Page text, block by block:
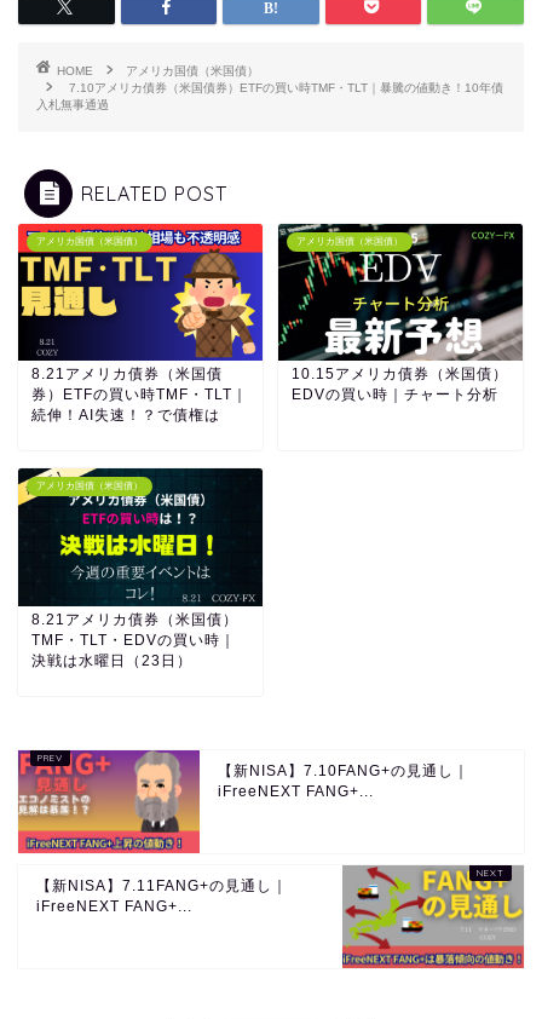
HOME
アメリカ国債（米国債）
7.10アメリカ債券（米国債券）ETFの買い時TMF・TLT｜暴騰の値動き！10年債
入札無事通過
RELATED POST
アメリカ国債（米国債）
8.21アメリカ債券（米国債
券）ETFの買い時TMF・TLT｜
続伸！AI失速！？で債権は
アメリカ国債（米国債）
10.15アメリカ債券（米国債）
EDVの買い時｜チャート分析
アメリカ国債（米国債）
8.21アメリカ債券（米国債）
TMF・TLT・EDVの買い時｜
決戦は水曜日（23日）
【新NISA】7.10FANG+の見通し｜
iFreeNEXT FANG+...
【新NISA】7.11FANG+の見通し｜
iFreeNEXT FANG+...